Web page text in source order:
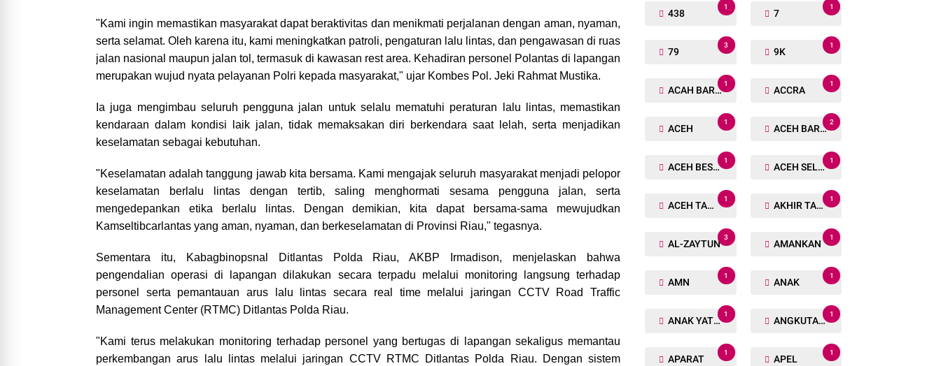
"Kami ingin memastikan masyarakat dapat beraktivitas dan menikmati perjalanan dengan aman, nyaman,
serta selamat. Oleh karena itu, kami meningkatkan patroli, pengaturan lalu lintas, dan pengawasan di ruas
jalan nasional maupun jalan tol, termasuk di kawasan rest area. Kehadiran personel Polantas di lapangan
merupakan wujud nyata pelayanan Polri kepada masyarakat," ujar Kombes Pol. Jeki Rahmat Mustika.
Ia juga mengimbau seluruh pengguna jalan untuk selalu mematuhi peraturan lalu lintas, memastikan
kendaraan dalam kondisi laik jalan, tidak memaksakan diri berkendara saat lelah, serta menjadikan
keselamatan sebagai kebutuhan.
"Keselamatan adalah tanggung jawab kita bersama. Kami mengajak seluruh masyarakat menjadi pelopor
keselamatan berlalu lintas dengan tertib, saling menghormati sesama pengguna jalan, serta
mengedepankan etika berlalu lintas. Dengan demikian, kita dapat bersama-sama mewujudkan
Kamseltibcarlantas yang aman, nyaman, dan berkeselamatan di Provinsi Riau," tegasnya.
Sementara itu, Kabagbinopsnal Ditlantas Polda Riau, AKBP Irmadison, menjelaskan bahwa
pengendalian operasi di lapangan dilakukan secara terpadu melalui monitoring langsung terhadap
personel serta pemantauan arus lalu lintas secara real time melalui jaringan CCTV Road Traffic
Management Center (RTMC) Ditlantas Polda Riau.
"Kami terus melakukan monitoring terhadap personel yang bertugas di lapangan sekaligus memantau
perkembangan arus lalu lintas melalui jaringan CCTV RTMC Ditlantas Polda Riau. Dengan sistem
438
1
7
1
79
3
9K
1
ACAH BARAT
1
ACCRA
1
ACEH
1
ACEH BARAT
2
ACEH BESAR
1
ACEH SELATAN
1
ACEH TAMIANG
1
AKHIR TAHUN
1
AL-ZAYTUN
3
AMANKAN
1
AMN
1
ANAK
1
ANAK YATIM
1
ANGKUTAN TRANSPORTASI
1
APARAT
1
APEL
1